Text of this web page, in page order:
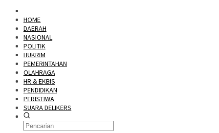
HOME
DAERAH
NASIONAL
POLITIK
HUKRIM
PEMERINTAHAN
OLAHRAGA
HR & EKBIS
PENDIDIKAN
PERISTIWA
SUARA DELIKERS